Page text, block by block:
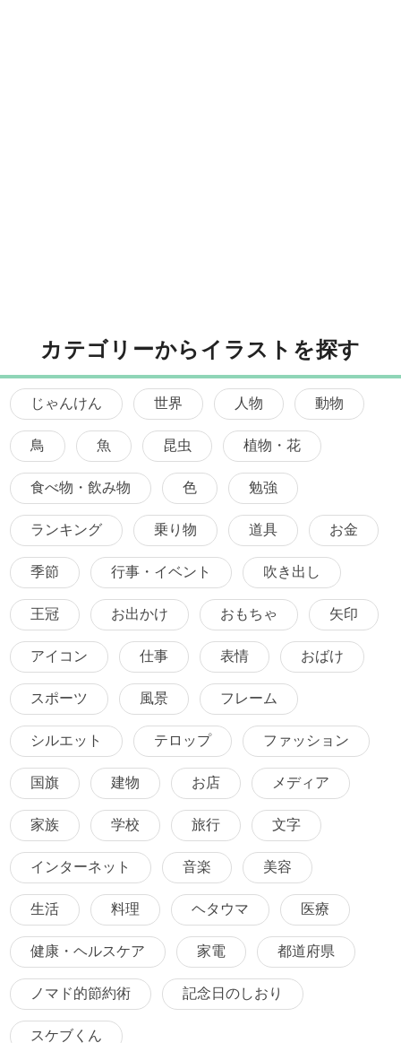
カテゴリーからイラストを探す
じゃんけん 世界 人物 動物
鳥 魚 昆虫 植物・花
食べ物・飲み物 色 勉強
ランキング 乗り物 道具 お金
季節 行事・イベント 吹き出し
王冠 お出かけ おもちゃ 矢印
アイコン 仕事 表情 おばけ
スポーツ 風景 フレーム
シルエット テロップ ファッション
国旗 建物 お店 メディア
家族 学校 旅行 文字
インターネット 音楽 美容
生活 料理 ヘタウマ 医療
健康・ヘルスケア 家電 都道府県
ノマド的節約術 記念日のしおり
スケブくん